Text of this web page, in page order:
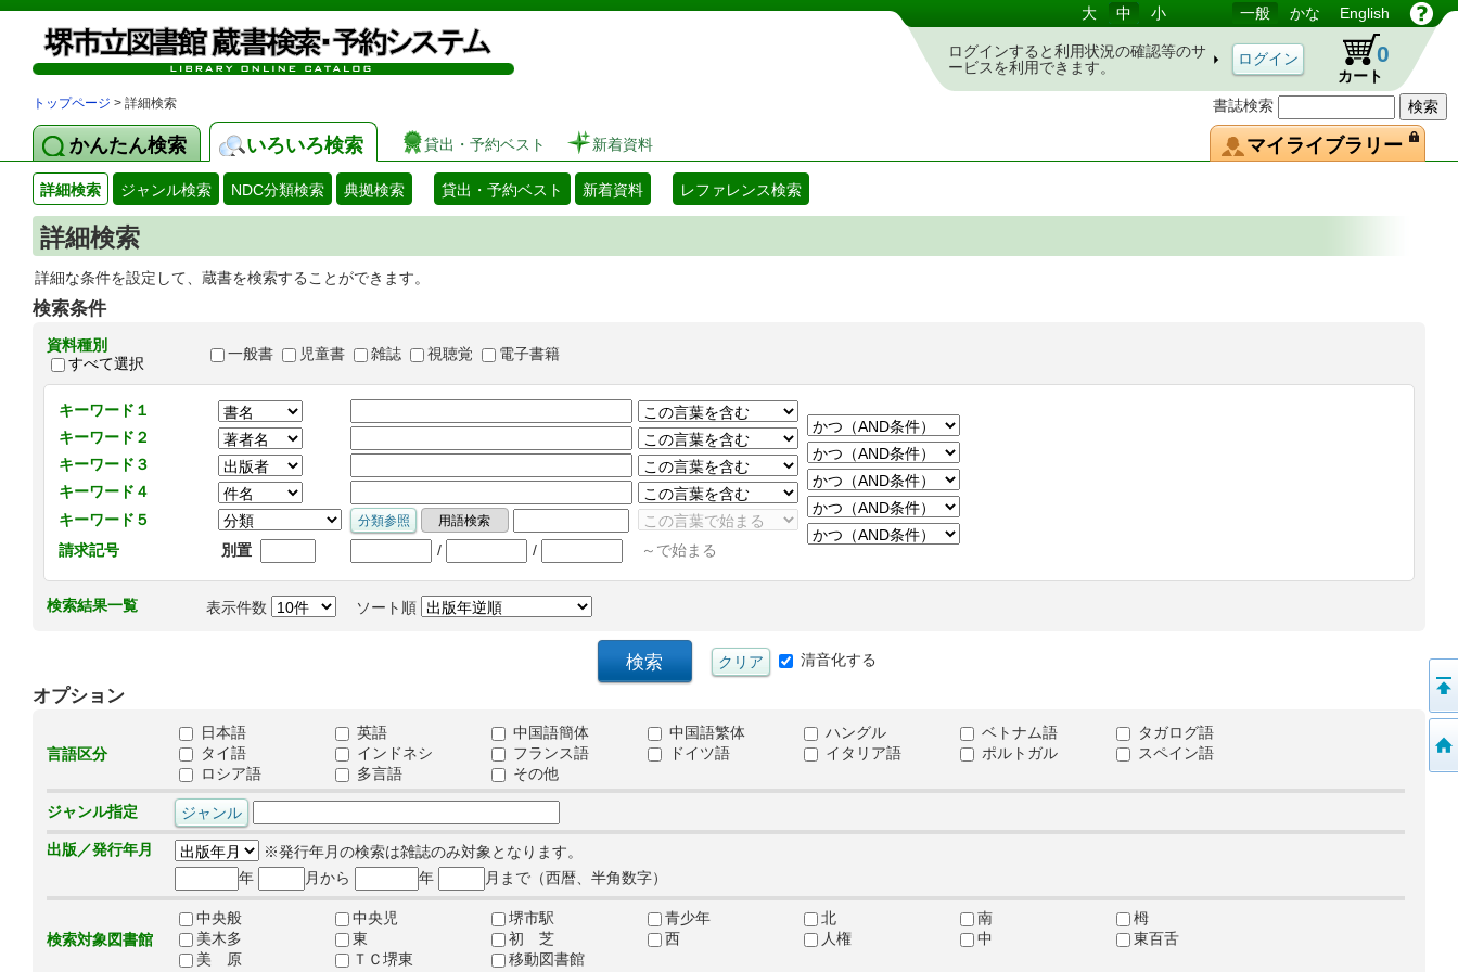
図書館 蔵書検索・予約システム
書誌検索
大 中 小 一般 かな English
ログインすると利用状況の確認等のサ
ービスを利用できます。
カート
0
トップページ > 詳細検索
かんたん検索 いろいろ検索 貸出・予約ベスト 新着資料 マイライブラリー
詳細検索 ジャンル検索 NDC分類検索 典拠検索 貸出・予約ベスト 新着資料 レファレンス検索
詳細検索
詳細な条件を設定して、蔵書を検索することができます。
検索条件
資料種別
すべて選択
一般書 児童書 雑誌 視聴覚 電子書籍
キーワード１
キーワード２
キーワード３
キーワード４
キーワード５
請求記号
別置 / / ～で始まる
検索結果一覧 表示件数 ソート順
清音化する
オプション
言語区分
日本語 英語 中国語簡体 中国語繁体 ハングル ベトナム語
タガログ語
タイ語
インドネシ フランス語 ドイツ語 イタリア語 ポルトガル
スペイン語
ロシア語
多言語 その他
ジャンル指定
出版／発行年月
※発行年月の検索は雑誌のみ対象となります。
年
月から 年 月まで（西暦、半角数字）
検索対象図書館
中央般 中央児 堺市駅 青少年 北 南
栂
美木多
東 初 芝 西 人権 中
東百舌
美 原
ＴＣ堺東 移動図書館